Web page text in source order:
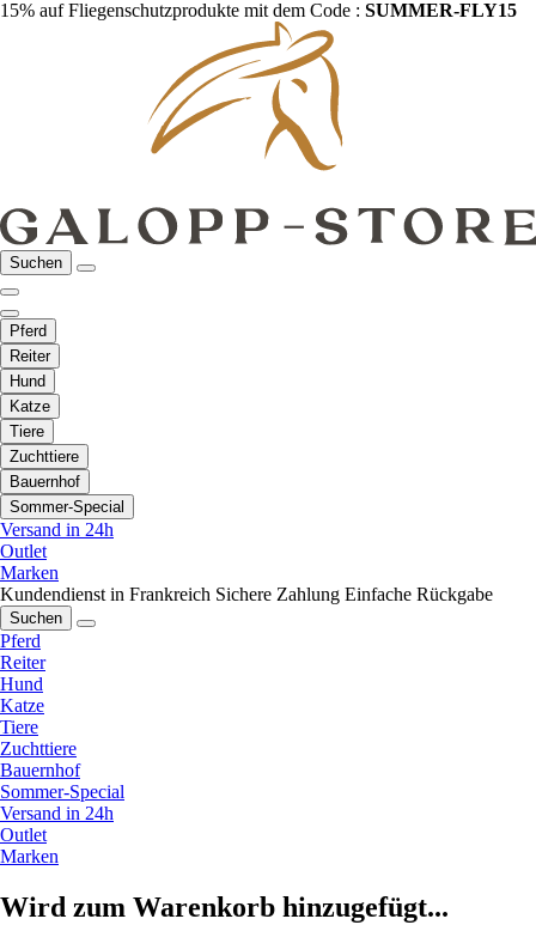
15% auf Fliegenschutzprodukte mit dem Code : SUMMER-FLY15
Suchen
Pferd
Reiter
Hund
Katze
Tiere
Zuchttiere
Bauernhof
Sommer-Special
Versand in 24h
Outlet
Marken
Kundendienst in Frankreich Sichere Zahlung Einfache Rückgabe
Suchen
Pferd
Reiter
Hund
Katze
Tiere
Zuchttiere
Bauernhof
Sommer-Special
Versand in 24h
Outlet
Marken
Wird zum Warenkorb hinzugefügt...